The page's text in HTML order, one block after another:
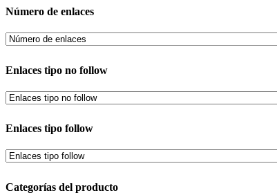
Número de enlaces
Enlaces tipo no follow
Enlaces tipo follow
Categorías del producto